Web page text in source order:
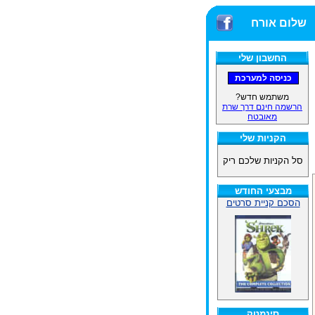
שלום אורח
החשבון שלי
משתמש חדש?
הרשמה חינם דרך שרת
מאובטח
הקניות שלי
סל הקניות שלכם ריק
מבצעי החודש
הסכם קניית סרטים